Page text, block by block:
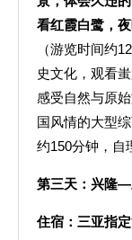
看红霞白鹭，
（游览时间约
史文化，观看
感受自然与原
国风情的大型
约150分钟，自
第三天： 兴隆—
住宿：三亚指